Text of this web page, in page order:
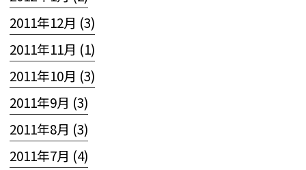
2011年12月 (3)
2011年11月 (1)
2011年10月 (3)
2011年9月 (3)
2011年8月 (3)
2011年7月 (4)